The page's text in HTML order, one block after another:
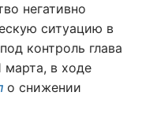
негативно
ситуацию в
контроль глава
марта, в ходе
о снижении